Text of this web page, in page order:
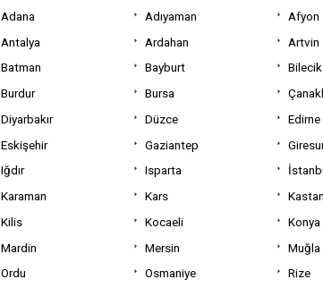
Adana Adıyaman Afyon
Antalya
Ardahan Artvin
Batman
Bayburt Bilecik
Burdur
Bursa
Diyarbakır
Düzce Edirne
Eskişehir
Gaziantep
Iğdır
Isparta
Karaman
Kars
Kilis
Kocaeli Konya
Mardin
Mersin Muğla
Ordu
Osmaniye Rize